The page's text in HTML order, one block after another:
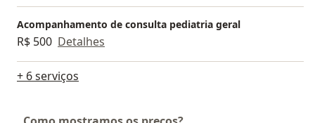
Acompanhamento de consulta pediatria geral
R$ 500 Detalhes
+ 6 serviços